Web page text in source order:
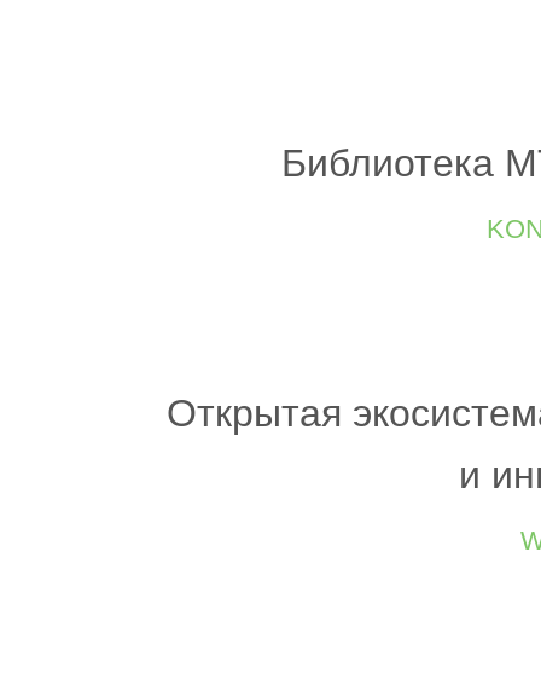
Библиотека
Открытая
и